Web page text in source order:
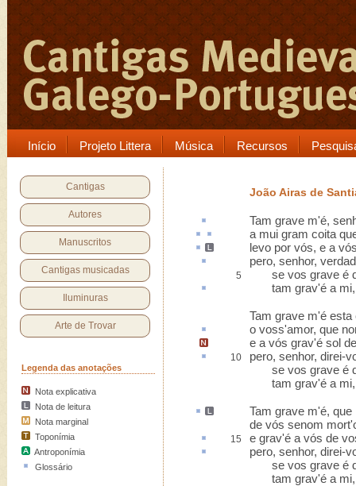
Início Projeto Littera Música Recursos
Cantigas
Autores
Manuscritos
Cantigas musicadas
Iluminuras
Arte de Trovar
Legenda das anotações
Nota explicativa
Nota de leitura
Nota marginal
Toponímia
Antroponímia
Glossário
João Airas de
Tam grave m'é,
a mui gram coita
levo por vós, e a
pero, senhor,
5
se vos grave é
tam grav'é a mi,
Tam grave m'é
o voss'amor, que
e a vós grav'é sol
10
pero, senhor, direi-
se vos grave é
tam grav'é a mi,
Tam grave m'é,
de vós senom
15
e grav'é a vós de
pero, senhor, direi-
se vos grave é
tam grav'é a mi,